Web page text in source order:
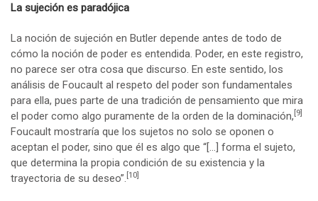
La sujeción es paradójica
La noción de sujeción en Butler depende antes de todo de
cómo la noción de poder es entendida. Poder, en este registro,
no parece ser otra cosa que discurso. En este sentido, los
análisis de Foucault al respeto del poder son fundamentales
para ella, pues parte de una tradición de pensamiento que mira
el poder como algo puramente de la orden de la dominación, [9]
Foucault mostraría que los sujetos no solo se oponen o
aceptan el poder, sino que él es algo que “[…] forma el sujeto,
que determina la propia condición de su existencia y la
trayectoria de su deseo”. [10]